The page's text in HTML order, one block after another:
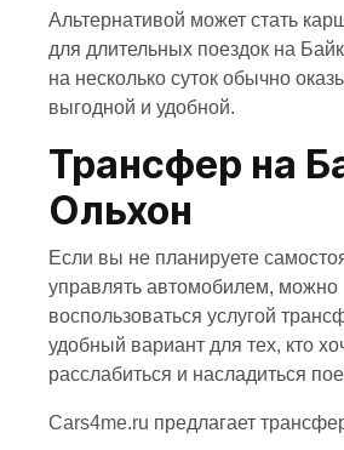
Альтернативой может стать
для длительных поездок на
на несколько суток обычно
выгодной и удобной.
Трансфер на
Ольхон
Если вы не планируете
управлять автомобилем, можно
воспользоваться услугой
удобный вариант для тех, кто
расслабиться и насладиться
Cars4me.ru предлагает